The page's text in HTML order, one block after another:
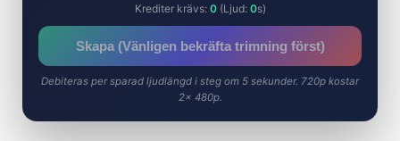
Krediter krävs: 0(Ljud: 0s)
Skapa (Vänligen bekräfta trimning först)
Debiteras per sparad ljudlängd i steg om 5 sekunder. 720p kostar
2× 480p.